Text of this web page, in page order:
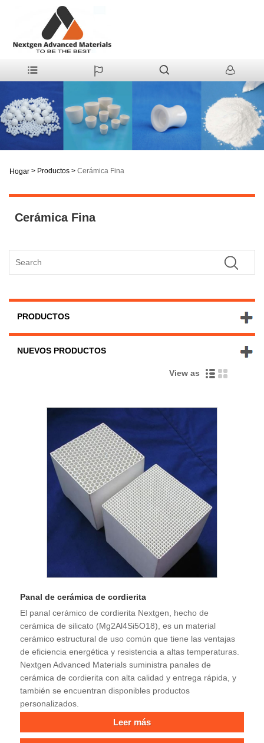
Hogar > Productos > Cerámica Fina
Cerámica Fina
PRODUCTOS
NUEVOS PRODUCTOS
View as
Panal de cerámica de cordierita
El panal cerámico de cordierita Nextgen, hecho de
cerámica de silicato (Mg2Al4Si5O18), es un material
cerámico estructural de uso común que tiene las ventajas
de eficiencia energética y resistencia a altas temperaturas.
Nextgen Advanced Materials suministra panales de
cerámica de cordierita con alta calidad y entrega rápida, y
también se encuentran disponibles productos
personalizados.
Leer más